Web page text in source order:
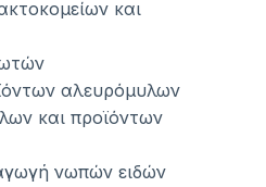
και
αλευρόμυλων
και προϊόντων
νωπών ειδών